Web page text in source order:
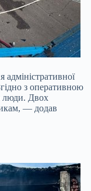
адміністративної
з оперативною
люди. Двох
— додав